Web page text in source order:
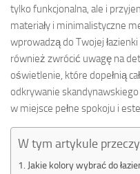
tylko funkcjonalna, ale i
materiały i minimalistyczne
wprowadzą do Twojej
również zwrócić uwagę na
oświetlenie, które dopełnią
odkrywanie
w miejsce pełne spokoju i
W tym artykule
Jakie kolory wybrać do